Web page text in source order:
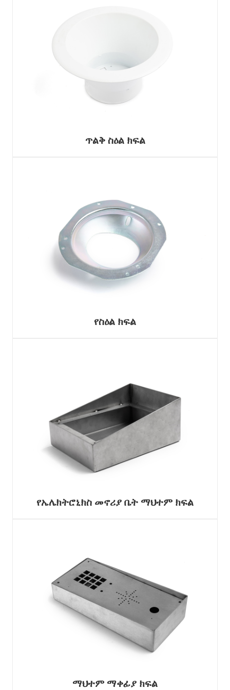
ጥልቅ ስዕል ክፍል
የስዕል ክፍል
የኤሌክትሮኒክስ መኖሪያ ቤት ማህተም ክፍል
ማህተም ማቀፊያ ክፍል